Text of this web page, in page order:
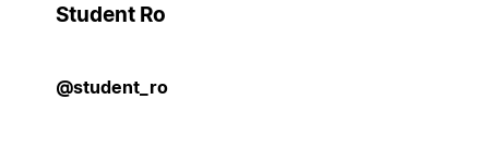
Student Ro
@student_ro